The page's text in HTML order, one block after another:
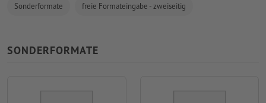
Sonderformate freie Formateingabe - zweiseitig
SONDERFORMATE